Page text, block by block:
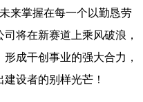
来掌握在每一个以勤恳劳
将在新赛道上乘风破浪，
成干创事业的强大合力，
设者的别样光芒！